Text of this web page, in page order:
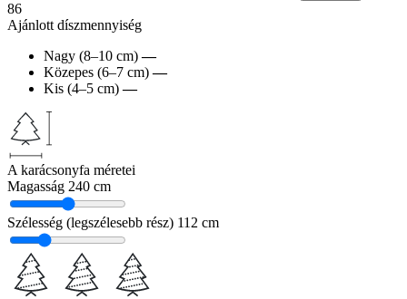
86
Ajánlott díszmennyiség
Nagy (8–10 cm) —
Közepes (6–7 cm) —
Kis (4–5 cm) —
A karácsonyfa méretei
Magasság 240 cm
Szélesség (legszélesebb rész) 112 cm